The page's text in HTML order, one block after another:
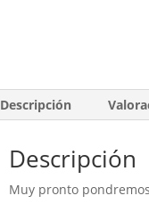
Descripción
Descripción
Muy pronto